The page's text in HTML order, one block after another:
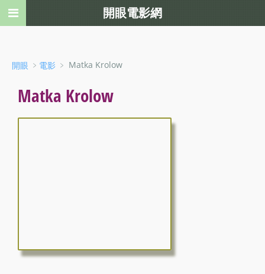
開眼 ﹥ 電影 ﹥ Matka Krolow
Matka Krolow
開眼電影網